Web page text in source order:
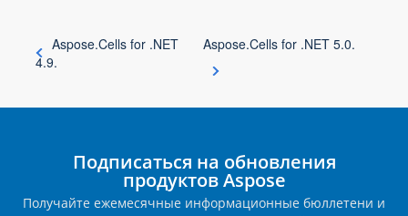
Aspose.Cells for .NET
4.9.
Aspose.Cells for .NET 5.0.
Подписаться на обновления
продуктов Aspose
Получайте ежемесячные информационные бюллетени и